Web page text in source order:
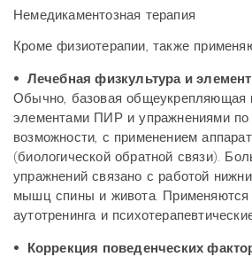
Немедикаментозная терапия
Кроме физиотерапии, также
• Лечебная физкультура и
Обычно, базовая общеукрепляющая
элементами ПИР и упражнениями по
возможности, с применением
(биологической обратной связи).
упражнений связано с работой
мышц спины и живота.
аутотренинга и
• Коррекция поведенческих